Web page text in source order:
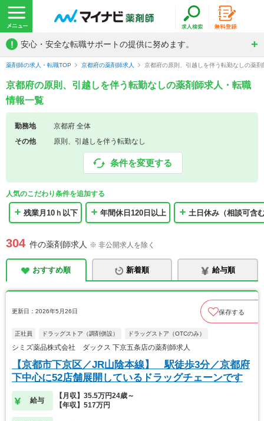
! 安心・安全な転職サポートの提供に努めます。
薬剤師の求人・転職TOP 京都府の薬剤師求人 京都府の原則、引越しを伴う転勤なしの薬
京都府の原則、引越しを伴う転勤なしの薬剤師求人・転職
情報一覧
勤務地
京都府 全体
その他
原則、引越しを伴う転勤なし
条件を変更する
人気のこだわり条件を追加する
残業月10ｈ以下 年間休日120日以上 土日休み（相談可含
304 件の薬剤師求人 ※ 非公開求人を除く
おすすめ順 新着順 給与順
更新日：2026年5月26日 保存する
正社員 ドラッグストア（調剤併設） ドラッグストア（OTCのみ）
シミズ薬品株式会社 ダックス 下京五条店の薬剤師求人
【京都市下京区／JR山陰本線】 駅徒歩3分／京都府
下中心に52店舗展開しているドラッグチェーンです
給与
【月収】35.5万円24歳～
【年収】517万円